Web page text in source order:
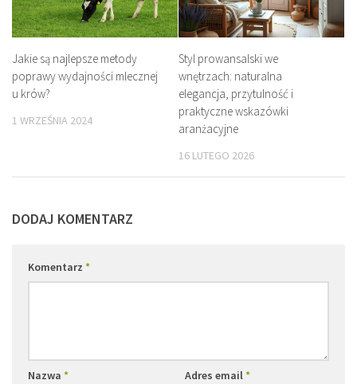
Jakie są najlepsze metody
poprawy wydajności mlecznej
u krów?
1 WRZEŚNIA 2024
Styl prowansalski we
wnętrzach: naturalna
elegancja, przytulność i
praktyczne wskazówki
aranżacyjne
16 LUTEGO 2026
DODAJ KOMENTARZ
Komentarz *
Nazwa * Adres email*